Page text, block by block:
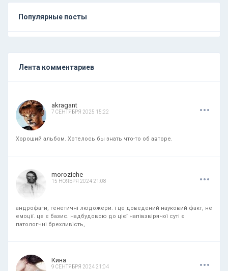
Популярные посты
Лента комментариев
akragant
7 СЕНТЯБРЯ 2025 15:22 ...
Хороший альбом. Хотелось бы знать что-то об авторе.
moroziche
15 НОЯБРЯ 2024 21:08 ...
андрофаги, генетичні людожери. і це доведений науковий факт, не
емоції. це є базис. надбудовою до цієї напівзвірячої суті є
патологчні брехливість,
Кина
9 СЕНТЯБРЯ 2024 21:04 ...